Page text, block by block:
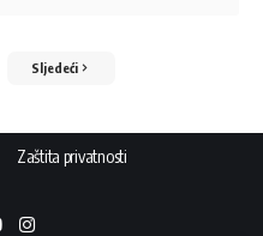
Sljedeći
Zaštita privatnosti